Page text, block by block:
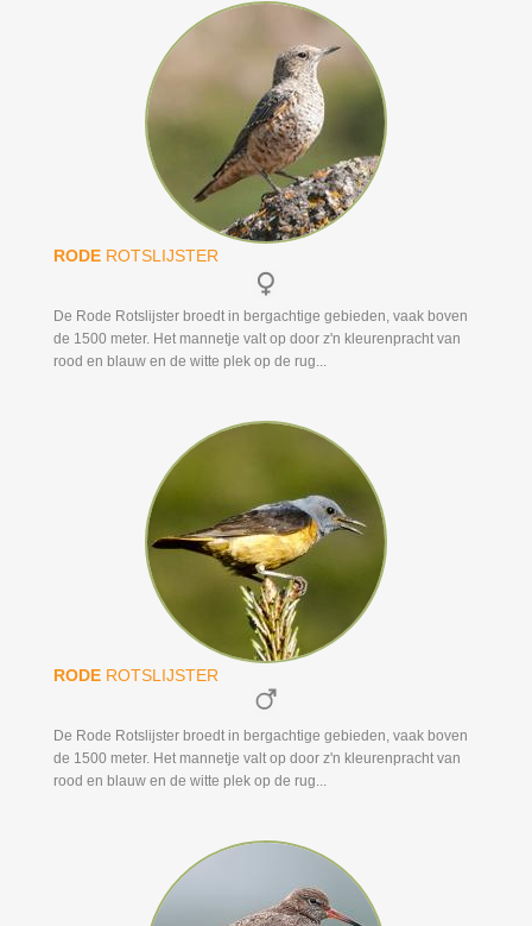
RODEROTSLIJSTER
De Rode Rotslijster broedt in bergachtige gebieden, vaak boven
de 1500 meter. Het mannetje valt op door z'n kleurenpracht van
rood en blauw en de witte plek op de rug...
RODEROTSLIJSTER
De Rode Rotslijster broedt in bergachtige gebieden, vaak boven
de 1500 meter. Het mannetje valt op door z'n kleurenpracht van
rood en blauw en de witte plek op de rug...